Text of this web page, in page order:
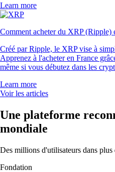
Learn more
Comment acheter du XRP (Ripple)
Créé par Ripple, le XRP vise à
Apprenez à l'acheter en France
même si vous débutez dans les
Learn more
Voir les articles
Une plateforme
mondiale
Des millions d'utilisateurs dans plus
Fondation